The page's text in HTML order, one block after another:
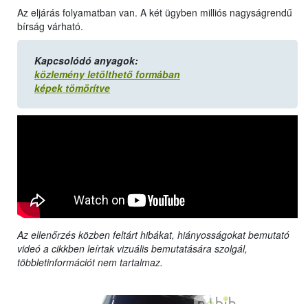
Az eljárás folyamatban van. A két ügyben milliós nagyságrendű
bírság várható.
Kapcsolódó anyagok:
közlemény letölthető formában
képek tömörítve
Az ellenőrzés közben feltárt hibákat, hiányosságokat bemutató
videó a cikkben leírtak vizuális bemutatására szolgál,
többletinformációt nem tartalmaz.